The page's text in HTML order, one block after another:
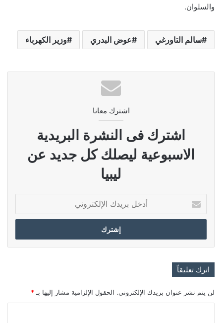
والسلوان.
سالم التاورغي عوض البدري وزير الكهرباء
اشترك معانا
اشترك فى النشرة البريدية
الاسبوعية ليصلك كل جديد عن
ليبيا
بريدك
الإلكتروني
اترك تعليقاً
لن يتم نشر عنوان بريدك الإلكتروني. الحقول الإلزامية مشار إليها بـ *